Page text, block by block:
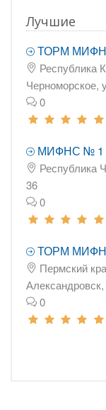
Лучшие
ТОРМ
Республика
Черноморское,
0
МИФНС № 1
Республика
36
0
ТОРМ
Пермский
0